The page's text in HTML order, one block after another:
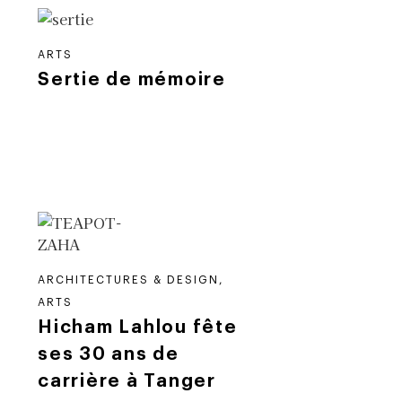
ARTS
Sertie de mémoire
ARCHITECTURES & DESIGN ,
ARTS
Hicham Lahlou fête
ses 30 ans de
carrière à Tanger